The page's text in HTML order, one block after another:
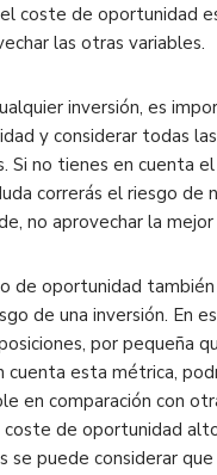
coste de oportunidad
las otras variables.
inversión, es
y considerar todas
Si no tienes en cuenta
correrás el riesgo de
no aprovechar la
de oportunidad también
de una inversión. En
por pequeña
cuenta esta métrica,
en comparación con
coste de oportunidad
se puede considerar